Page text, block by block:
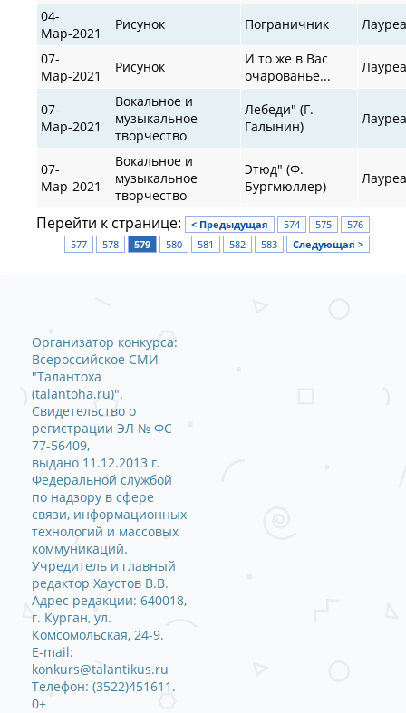
04-
Мар-2021
Рисунок Пограничник
07-
Мар-2021
Рисунок
И то же в Вас
очарованье...
07-
Мар-2021
Вокальное и
музыкальное
творчество
Лебеди" (Г.
Галынин)
07-
Мар-2021
Вокальное и
музыкальное
творчество
Этюд" (Ф.
Бургмюллер)
Перейти к странице: < Предыдущая 574 575
576
577
578 579 580 581 582 583 Следующая >
Организатор конкурса:
Всероссийское СМИ
"Талантоха
(talantoha.ru)".
Свидетельство о
регистрации ЭЛ № ФС
77-56409,
выдано 11.12.2013 г.
Федеральной службой
по надзору в сфере
связи, информационных
технологий и массовых
коммуникаций.
Учредитель и главный
редактор Хаустов В.В.
Адрес редакции: 640018,
г. Курган, ул.
Комсомольская, 24-9.
E-mail:
konkurs@talantikus.ru
Телефон: (3522)451611.
0+